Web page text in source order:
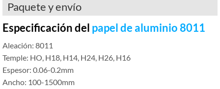
Paquete y envío
Especificación del papel de aluminio 8011
Aleación: 8011
Temple: HO, H18, H14, H24, H26, H16
Espesor: 0.06-0.2mm
Ancho: 100-1500mm